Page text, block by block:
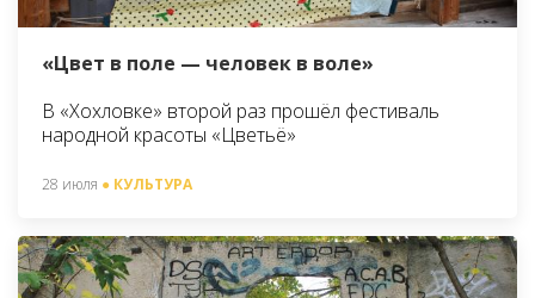
«Цвет в поле — человек в воле»
В «Хохловке» второй раз прошёл фестиваль
народной красоты «Цветьё»
28 июля ● КУЛЬТУРА